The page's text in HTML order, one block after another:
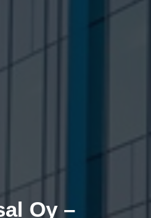
Oy –